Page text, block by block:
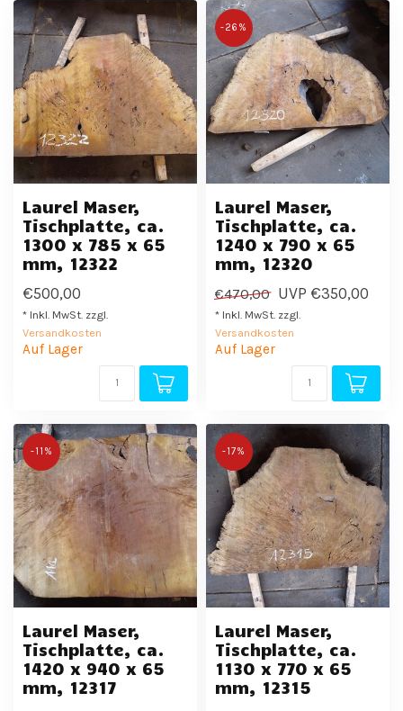
Laurel Maser,
Tischplatte, ca.
1300 x 785 x 65
mm, 12322
€500,00
* Inkl. MwSt. zzgl.
Versandkosten
Auf Lager
-26%
Laurel Maser,
Tischplatte, ca.
1240 x 790 x 65
mm, 12320
€470,00 UVP €350,00
* Inkl. MwSt. zzgl.
Versandkosten
Auf Lager
-11%
Laurel Maser,
Tischplatte, ca.
1420 x 940 x 65
mm, 12317
-17%
Laurel Maser,
Tischplatte, ca.
1130 x 770 x 65
mm, 12315